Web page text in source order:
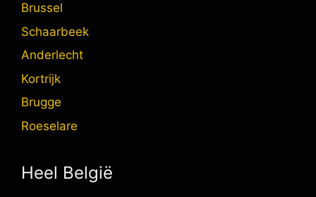
Brussel
Schaarbeek
Anderlecht
Kortrijk
Brugge
Roeselare
Heel België